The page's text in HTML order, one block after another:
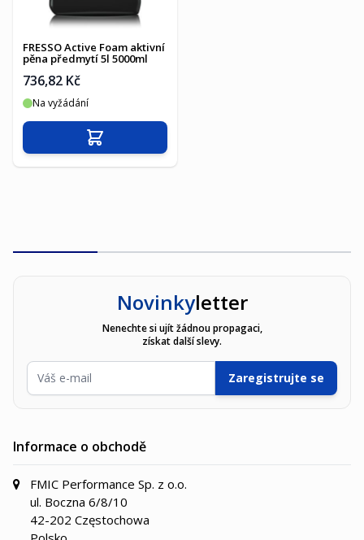
FRESSO Active Foam aktivní
pěna předmytí 5l 5000ml
736,82 Kč
Na vyžádání
Přidat do košíku
Novinkyletter
Nenechte si ujít žádnou propagaci,
získat další slevy.
E-mailová adresa
Zaregistrujte se
Informace o obchodě
FMIC Performance Sp. z o.o.
ul. Boczna 6/8/10
42-202 Częstochowa